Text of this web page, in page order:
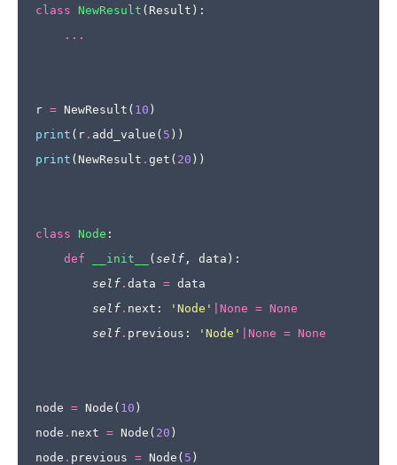
class NewResult ( Result ):
...
r = NewResult ( 10 )
print ( r . add_value ( 5 ))
print ( NewResult . get ( 20 ))
class Node :
def
__init__ ( self , data ):
self . data = data
self . next : 'Node' None = None
self . previous : 'Node' None = None
node = Node ( 10 )
node . next = Node ( 20 )
node . previous = Node ( 5 )